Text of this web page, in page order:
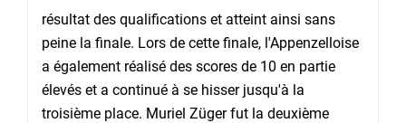
résultat des qualifications et atteint ainsi sans
peine la finale. Lors de cette finale, l'Appenzelloise
a également réalisé des scores de 10 en partie
élevés et a continué à se hisser jusqu'à la
troisième place. Muriel Züger fut la deuxième